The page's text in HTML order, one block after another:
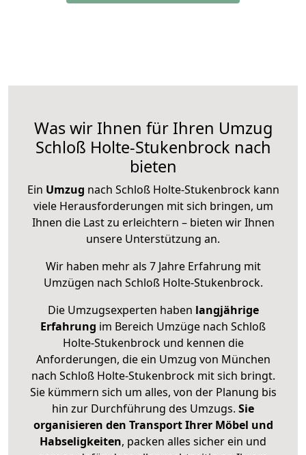
Was wir Ihnen für Ihren Umzug
Schloß Holte-Stukenbrock nach
bieten
Ein Umzug nach Schloß Holte-Stukenbrock kann
viele Herausforderungen mit sich bringen, um
Ihnen die Last zu erleichtern – bieten wir Ihnen
unsere Unterstützung an.
Wir haben mehr als 7 Jahre Erfahrung mit
Umzügen nach Schloß Holte-Stukenbrock.
Die Umzugsexperten haben langjährige
Erfahrung im Bereich Umzüge nach Schloß
Holte-Stukenbrock und kennen die
Anforderungen, die ein Umzug von München
nach Schloß Holte-Stukenbrock mit sich bringt.
Sie kümmern sich um alles, von der Planung bis
hin zur Durchführung des Umzugs. Sie
organisieren den Transport Ihrer Möbel und
Habseligkeiten, packen alles sicher ein und